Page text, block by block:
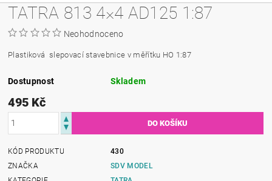
TATRA 813 4×4 AD125 1:87
Neohodnoceno
Plastiková slepovací stavebnice v měřítku HO 1:87
Dostupnost Skladem
495 Kč
KÓD PRODUKTU
430
ZNAČKA
SDV MODEL